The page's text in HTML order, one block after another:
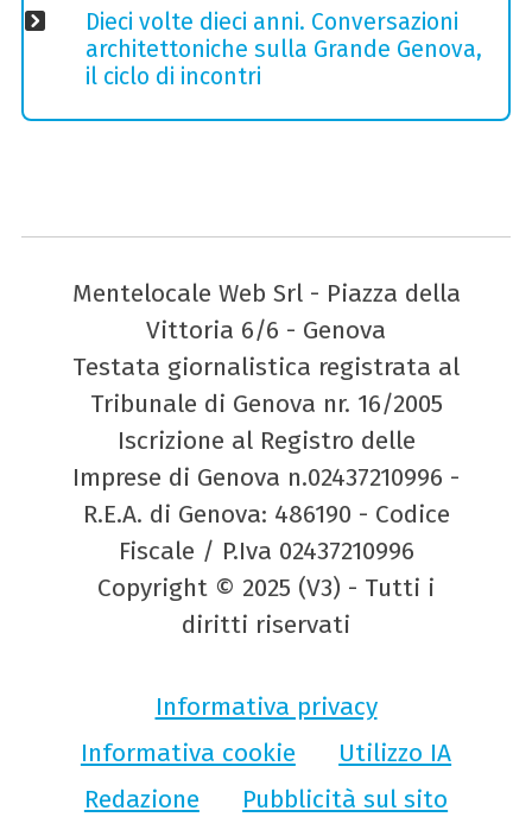
Dieci volte dieci anni. Conversazioni
architettoniche sulla Grande Genova,
il ciclo di incontri
Mentelocale Web Srl - Piazza della
Vittoria 6/6 - Genova
Testata giornalistica registrata al
Tribunale di Genova nr. 16/2005
Iscrizione al Registro delle
Imprese di Genova n.02437210996 -
R.E.A. di Genova: 486190 - Codice
Fiscale / P.Iva 02437210996
Copyright © 2025 (V3) - Tutti i
diritti riservati
Informativa privacy
Informativa cookie
Utilizzo IA
Redazione
Pubblicità sul sito